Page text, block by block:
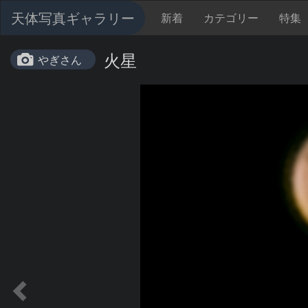
天体写真ギャラリー 新着 カテゴリー 特集
やぎさん 火星